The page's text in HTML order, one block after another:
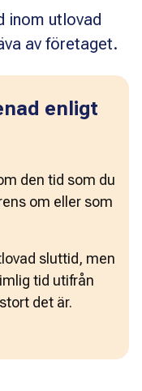
inom utlovad
av företaget.
enligt
den tid som du
om eller som
sluttid, men
tid utifrån
det är.